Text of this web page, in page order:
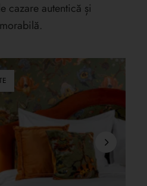
cazare autentică și